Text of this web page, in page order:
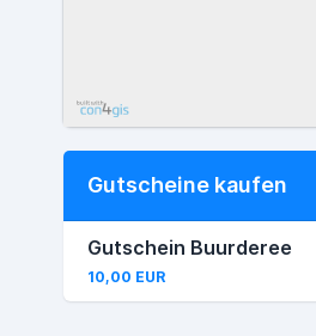
Gutscheine kaufen
Gutschein Buurderee
10,00 EUR